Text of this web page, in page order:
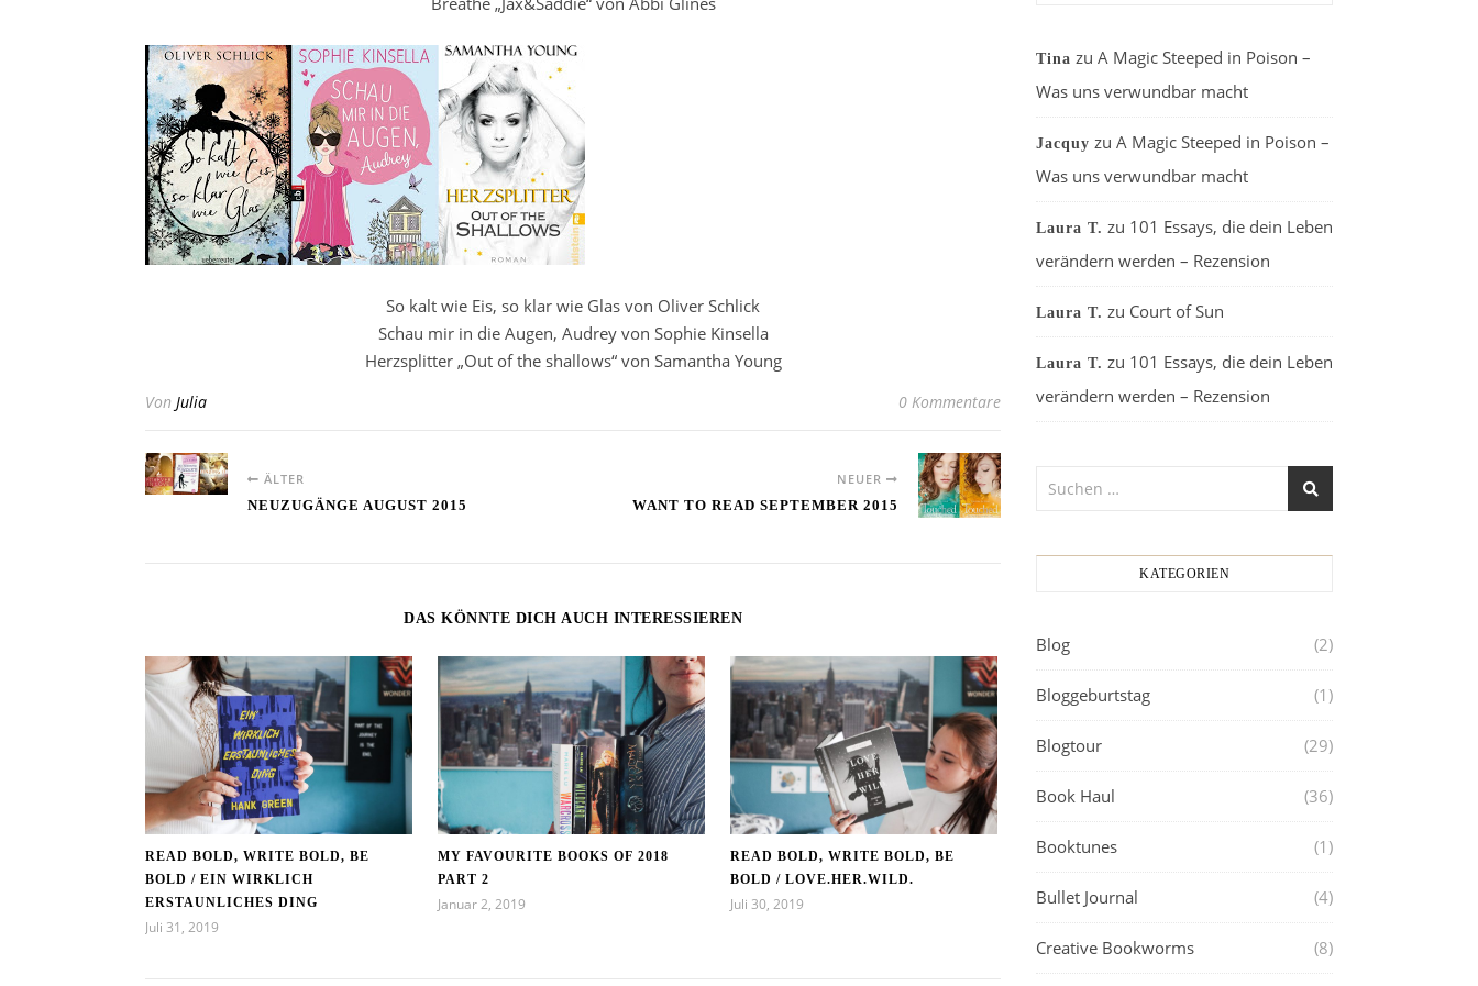
So kalt wie Eis, so klar wie Glas von Oliver Schlick
Schau mir in die Augen, Audrey von Sophie Kinsella
Herzsplitter „Out of the shallows“ von Samantha Young
Von Julia 0 Kommentare
ÄLTER
NEUZUGÄNGE AUGUST 2015
NEUER
WANT TO READ SEPTEMBER 2015
DAS KÖNNTE DICH AUCH INTERESSIEREN
READ BOLD, WRITE BOLD, BE
BOLD / EIN WIRKLICH
ERSTAUNLICHES DING
Juli 31, 2019
MY FAVOURITE BOOKS OF 2018
PART 2
Januar 2, 2019
READ BOLD, WRITE BOLD, BE
BOLD / LOVE.HER.WILD.
Juli 30, 2019
Tina zu A Magic Steeped in Poison –
Was uns verwundbar macht
Jacquy zu A Magic Steeped in Poison –
Was uns verwundbar macht
Laura T. zu 101 Essays, die dein Leben
verändern werden – Rezension
Laura T. zu Court of Sun
Laura T. zu 101 Essays, die dein Leben
verändern werden – Rezension
KATEGORIEN
Blog (2)
Bloggeburtstag (1)
Blogtour (29)
Book Haul (36)
Booktunes (1)
Bullet Journal (4)
Creative Bookworms (8)